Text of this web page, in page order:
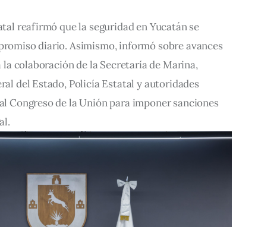
reafirmó que la seguridad en Yucatán se
diario. Asimismo, informó sobre avances
colaboración de la Secretaría de Marina,
del Estado, Policía Estatal y autoridades
Congreso de la Unión para imponer sanciones